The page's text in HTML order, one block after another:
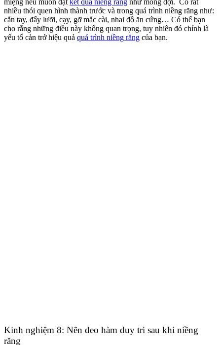
nhiều thói quen hình thành trước và trong quá trình niềng răng như:
cắn tay, đẩy lưỡi, cạy, gỡ mắc cài, nhai đồ ăn cứng… Có thể bạn
cho rằng những điều này không quan trọng, tuy nhiên đó chính là
yếu tố cản trở hiệu quả quá trình niềng răng của bạn.
Kinh nghiệm 8: Nên đeo hàm duy trì sau khi niềng
răng